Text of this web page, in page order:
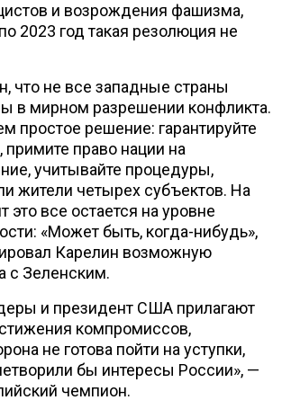
и возрождения фашизма,
2023 год такая резолюция не
что не все западные страны
в мирном разрешении конфликта.
простое решение: гарантируйте
право нации на
учитывайте процедуры,
жители четырех субъектов. На
все остается на уровне
«Может быть, когда-нибудь»,
Карелин возможную
с Зеленским.
и президент США прилагают
компромиссов,
не готова пойти на уступки,
бы интересы России», —
чемпион.